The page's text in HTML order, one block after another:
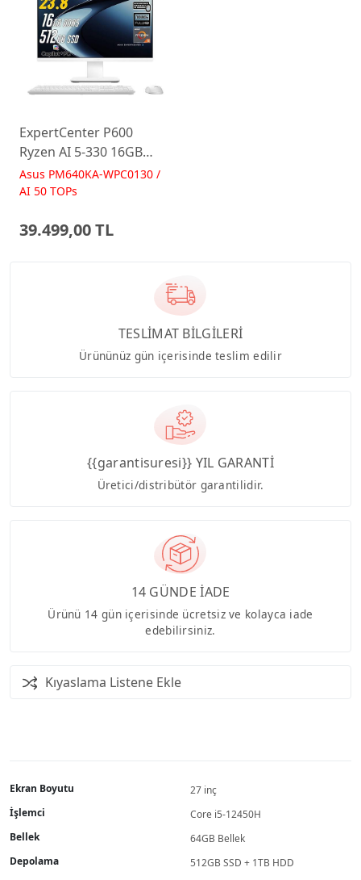
ExpertCenter P600
Ryzen AI 5-330 16GB
512GB 23.8 FreeDos
Beyaz AI-Powered AIO
Asus PM640KA-WPC0130 /
AI 50 TOPs
39.499,00 TL
TESLİMAT BİLGİLERİ
Ürününüz gün içerisinde teslim edilir
{{garantisuresi}} YIL GARANTİ
Üretici/distribütör garantilidir.
14 GÜNDE İADE
Ürünü 14 gün içerisinde ücretsiz ve kolayca iade
edebilirsiniz.
Kıyaslama Listene Ekle
Ekran Boyutu
27 inç
İşlemci
Core i5-12450H
Bellek
64GB Bellek
Depolama
512GB SSD + 1TB HDD